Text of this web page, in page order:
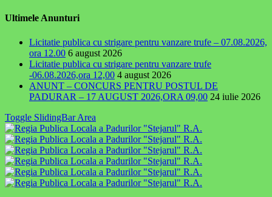
Ultimele Anunturi
Licitatie publica cu strigare pentru vanzare trufe – 07.08.2026,
ora 12.00 6 august 2026
Licitatie publica cu strigare pentru vanzare trufe
-06.08.2026,ora 12,00 4 august 2026
ANUNT – CONCURS PENTRU POSTUL DE
PADURAR – 17 AUGUST 2026,ORA 09,00 24 iulie 2026
Toggle SlidingBar Area